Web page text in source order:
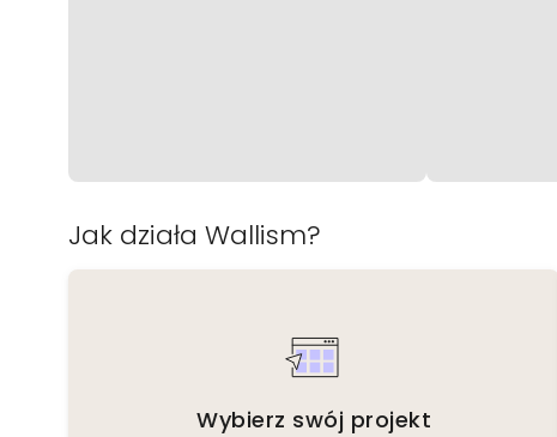
Jak działa Wallism?
Wybierz swój projekt